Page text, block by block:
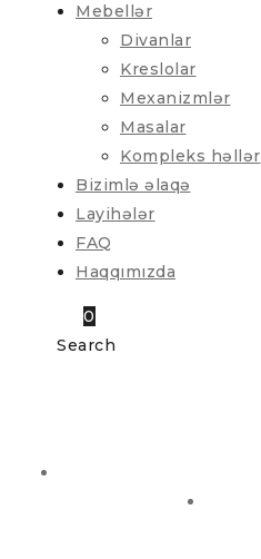
Mebellər
Divanlar
Kreslolar
Mexanizmlər
Masalar
Kompleks həllər
Bizimlə əlaqə
Layihələr
FAQ
Haqqımızda
0
Search